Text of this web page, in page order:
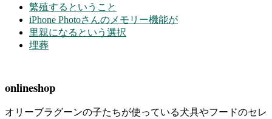
繁殖するということ
iPhone Photoさんのメモリー機能が
里親になるという選択
埋葬
onlineshop
オリーブラグーンの子たちが使っている犬具やフードのセレ